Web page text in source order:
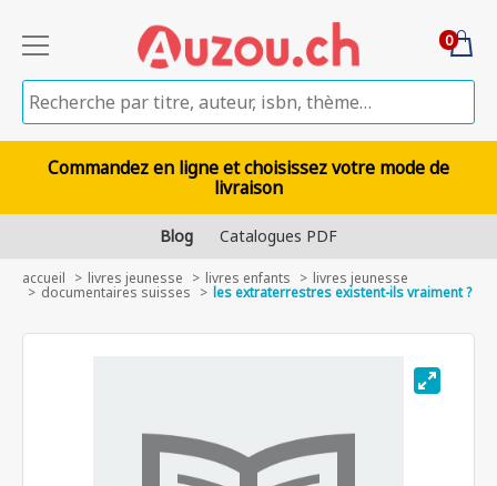
0
Commandez en ligne et choisissez votre mode de
livraison
Blog Catalogues PDF
accueil livres jeunesse livres enfants livres jeunesse
documentaires suisses les extraterrestres existent-ils vraiment ?